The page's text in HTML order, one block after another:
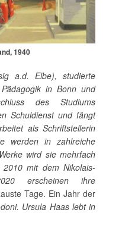
1940
a.d. Elbe), studierte
in Bonn und
des Studiums
Schuldienst und fängt
als Schriftstellerin
werden in zahlreiche
wird sie mehrfach
mit dem Nikolais-
erscheinen ihre
Tage. Ein Jahr der
Ursula Haas lebt in